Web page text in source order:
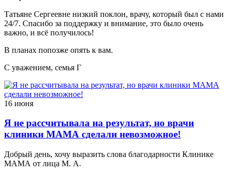
Татьяне Сергеевне низкий поклон, врачу, который был с нами
24/7. Спасибо за поддержку и внимание, это было очень
важно, и всё получилось!
В планах попозже опять к вам.
С уважением, семья Г
16 июня
Я не рассчитывала на результат, но врачи
клиники МАМА сделали невозможное!
Добрый день, хочу выразить слова благодарности Клинике
МАМА от лица М. А.